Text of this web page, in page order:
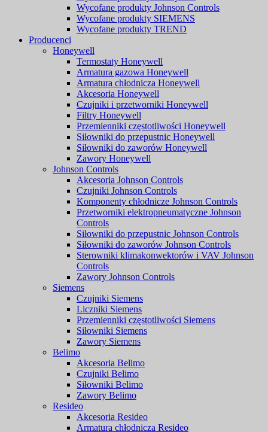
Wycofane produkty Johnson Controls
Wycofane produkty SIEMENS
Wycofane produkty TREND
Producenci
Honeywell
Termostaty Honeywell
Armatura gazowa Honeywell
Armatura chłodnicza Honeywell
Akcesoria Honeywell
Czujniki i przetworniki Honeywell
Filtry Honeywell
Przemienniki częstotliwości Honeywell
Siłowniki do przepustnic Honeywell
Siłowniki do zaworów Honeywell
Zawory Honeywell
Johnson Controls
Akcesoria Johnson Controls
Czujniki Johnson Controls
Komponenty chłodnicze Johnson Controls
Przetworniki elektropneumatyczne Johnson
Controls
Siłowniki do przepustnic Johnson Controls
Siłowniki do zaworów Johnson Controls
Sterowniki klimakonwektorów i VAV Johnson
Controls
Zawory Johnson Controls
Siemens
Czujniki Siemens
Liczniki Siemens
Przemienniki częstotliwości Siemens
Siłowniki Siemens
Zawory Siemens
Belimo
Akcesoria Belimo
Czujniki Belimo
Siłowniki Belimo
Zawory Belimo
Resideo
Akcesoria Resideo
Armatura chłodnicza Resideo